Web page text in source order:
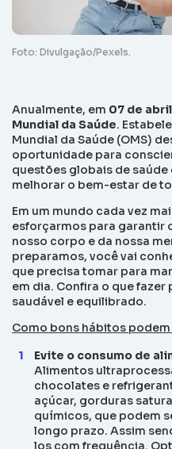
Foto: Divulgação/Pexels.
Anualmente, em 07 de abril
Mundial da Saúde.
Mundial da Saúde (OMS)
oportunidade para
questões globais de
melhorar o bem-estar de
Em um mundo cada vez
esforçarmos para garantir
nosso corpo e da nossa
preparamos, você vai
que precisa tomar para
em dia. Confira o que
saudável e equilibrado.
Como bons hábitos
Evite o consumo de
Alimentos
chocolates e
açúcar, gorduras
químicos, que podem
longo prazo. Assim